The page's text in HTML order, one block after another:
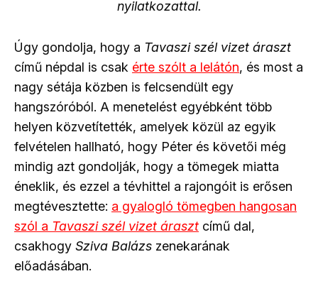
nyilatkozattal.
Úgy gondolja, hogy a Tavaszi szél vizet áraszt
című népdal is csak érte szólt a lelátón, és most a
nagy sétája közben is felcsendült egy
hangszóróból. A menetelést egyébként több
helyen közvetítették, amelyek közül az egyik
felvételen hallható, hogy Péter és követői még
mindig azt gondolják, hogy a tömegek miatta
éneklik, és ezzel a tévhittel a rajongóit is erősen
megtévesztette: a gyalogló tömegben hangosan
szól a Tavaszi szél vizet áraszt című dal,
csakhogy Sziva Balázs zenekarának
előadásában.